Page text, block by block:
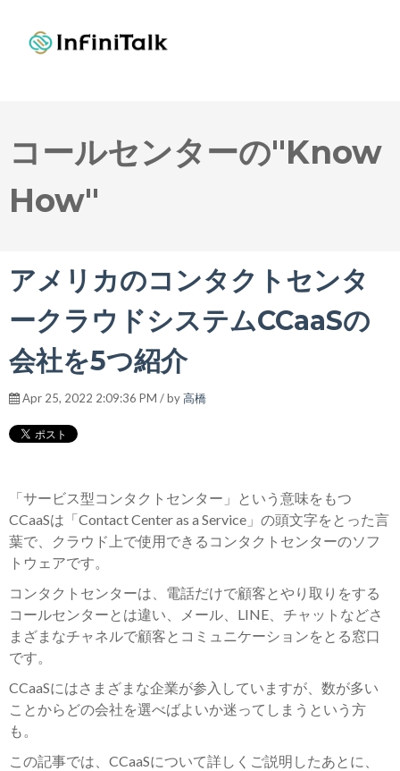
コールセンターの"Know
How"
アメリカのコンタクトセンタ
ークラウドシステムCCaaSの
会社を5つ紹介
Apr 25, 2022 2:09:36 PM / by高橋
「サービス型コンタクトセンター」という意味をもつ
CCaaSは「Contact Center as a Service」の頭文字をとった言
葉で、クラウド上で使用できるコンタクトセンターのソフ
トウェアです。
コンタクトセンターは、電話だけで顧客とやり取りをする
コールセンターとは違い、メール、LINE、チャットなどさ
まざまなチャネルで顧客とコミュニケーションをとる窓口
です。
CCaaSにはさまざまな企業が参入していますが、数が多い
ことからどの会社を選べばよいか迷ってしまうという方
も。
この記事では、CCaaSについて詳しくご説明したあとに、